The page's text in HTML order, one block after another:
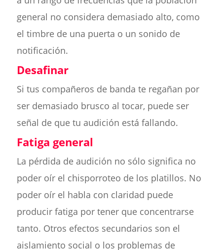
general no considera demasiado alto, como
el timbre de una puerta o un sonido de
notificación.
Desafinar
Si tus compañeros de banda te regañan por
ser demasiado brusco al tocar, puede ser
señal de que tu audición está fallando.
Fatiga general
La pérdida de audición no sólo significa no
poder oír el chisporroteo de los platillos. No
poder oír el habla con claridad puede
producir fatiga por tener que concentrarse
tanto. Otros efectos secundarios son el
aislamiento social o los problemas de